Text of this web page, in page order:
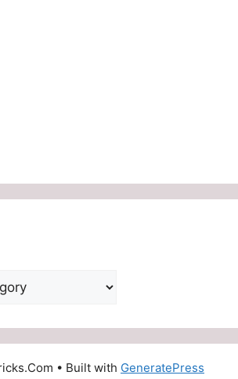
• Built with GeneratePress